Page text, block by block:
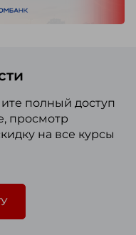
полный доступ
просмотр
на все курсы